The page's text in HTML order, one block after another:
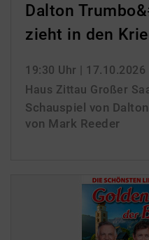
Dalton
zieht in den
19:30 Uhr |
Haus Zittau Großer
Schauspiel von
von Mark Reeder